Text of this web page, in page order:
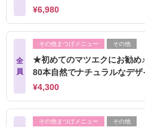
¥6,980
全
員
その他まつげメニュー その他
★初めてのマツエクにお勧め
80本自然でナチュラルなデザ
¥4,300
その他まつげメニュー その他